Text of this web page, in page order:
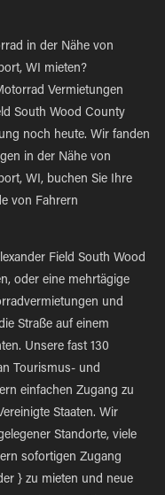
in der Nähe von
WI mieten?
Vermietungen
South Wood County
noch heute. Wir fanden
in der Nähe von
WI, buchen Sie Ihre
von Fahrern
Field South Wood
oder eine mehrtägige
und
Straße auf einem
Unsere fast 130
Tourismus- und
einfachen Zugang zu
Staaten. Wir
Standorte, viele
sofortigen Zugang
} zu mieten und neue